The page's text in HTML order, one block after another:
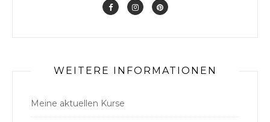
WEITERE INFORMATIONEN
Meine aktuellen Kurse